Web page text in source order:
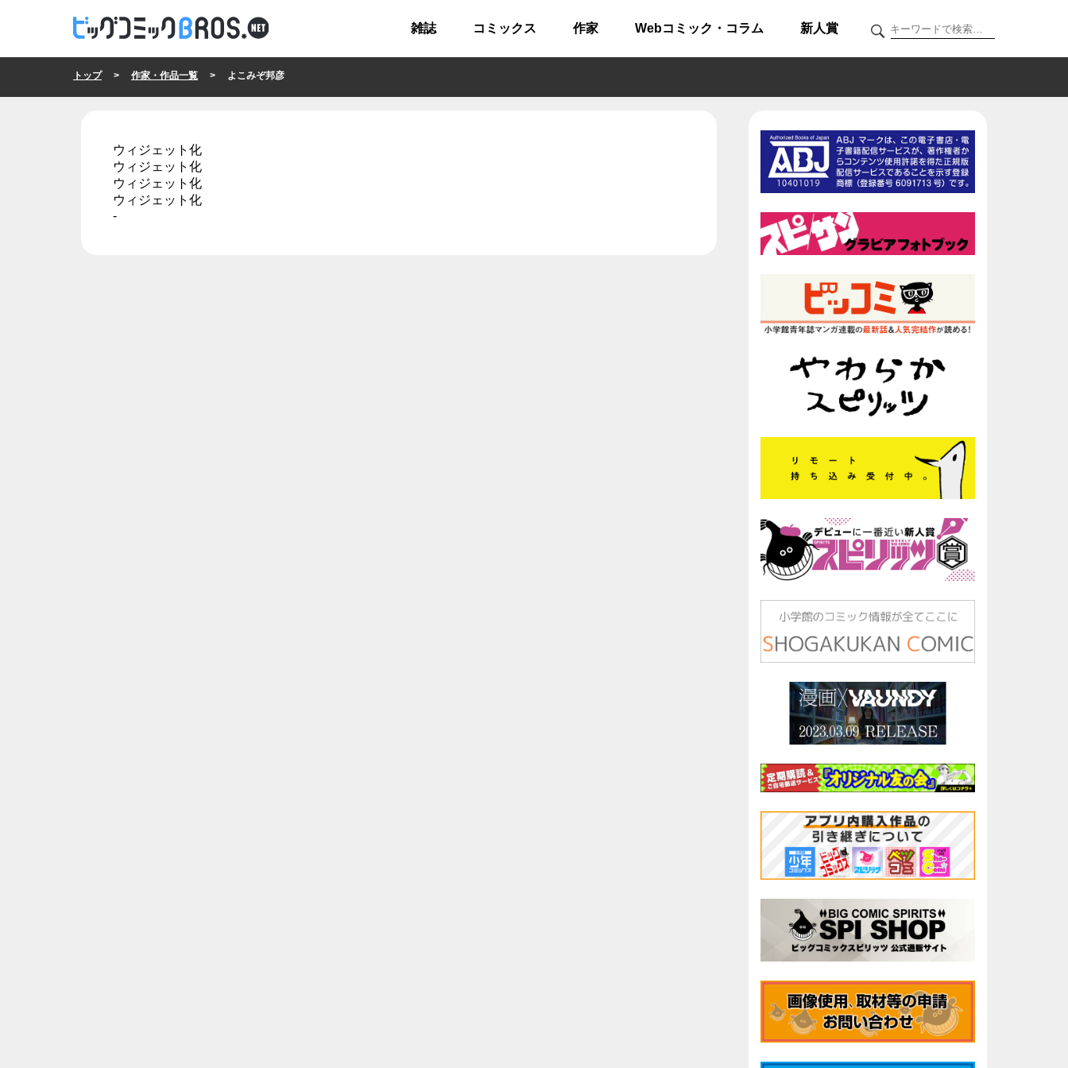
雑誌 コミックス 作家 Webコミック・コラム 新人賞
トップ> 作家・作品一覧 > よこみぞ邦彦
ウィジェット化
ウィジェット化
ウィジェット化
ウィジェット化
-